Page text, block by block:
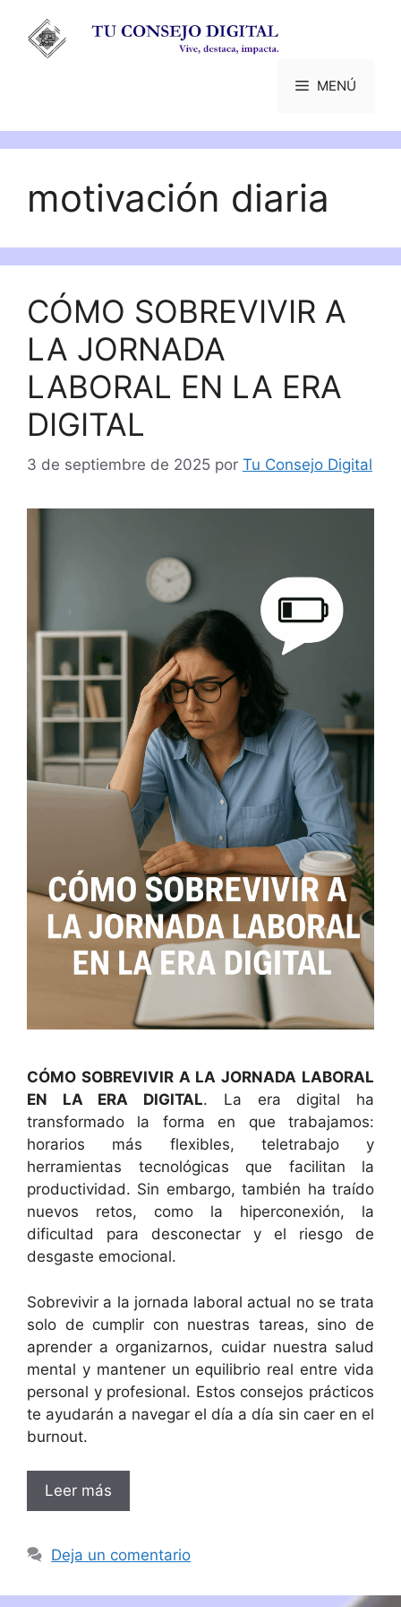
contenido
MENÚ
motivación diaria
CÓMO SOBREVIVIR A
LA JORNADA
LABORAL EN LA ERA
DIGITAL
3 de septiembre de 2025 por Tu Consejo Digital
CÓMO SOBREVIVIR A LA JORNADA LABORAL
EN LA ERA DIGITAL. La era digital ha
transformado la forma en que trabajamos:
horarios más flexibles, teletrabajo y
herramientas tecnológicas que facilitan la
productividad. Sin embargo, también ha traído
nuevos retos, como la hiperconexión, la
dificultad para desconectar y el riesgo de
desgaste emocional.
Sobrevivir a la jornada laboral actual no se trata
solo de cumplir con nuestras tareas, sino de
aprender a organizarnos, cuidar nuestra salud
mental y mantener un equilibrio real entre vida
personal y profesional. Estos consejos prácticos
te ayudarán a navegar el día a día sin caer en el
burnout.
Leer más
Deja un comentario